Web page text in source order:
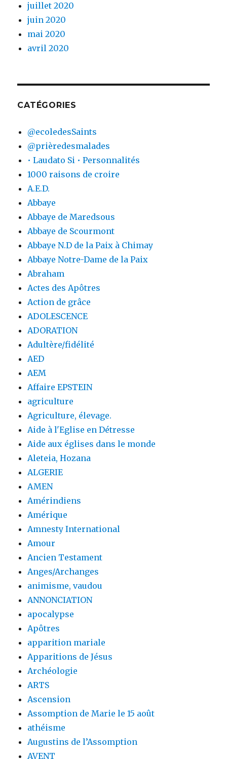
juillet 2020
juin 2020
mai 2020
avril 2020
CATÉGORIES
@ecoledesSaints
@prièredesmalades
• Laudato Si • Personnalités
1000 raisons de croire
A.E.D.
Abbaye
Abbaye de Maredsous
Abbaye de Scourmont
Abbaye N.D de la Paix à Chimay
Abbaye Notre-Dame de la Paix
Abraham
Actes des Apôtres
Action de grâce
ADOLESCENCE
ADORATION
Adultère/fidélité
AED
AEM
Affaire EPSTEIN
agriculture
Agriculture, élevage.
Aide à l'Eglise en Détresse
Aide aux églises dans le monde
Aleteia, Hozana
ALGERIE
AMEN
Amérindiens
Amérique
Amnesty International
Amour
Ancien Testament
Anges/Archanges
animisme, vaudou
ANNONCIATION
apocalypse
Apôtres
apparition mariale
Apparitions de Jésus
Archéologie
ARTS
Ascension
Assomption de Marie le 15 août
athéisme
Augustins de l’Assomption
AVENT